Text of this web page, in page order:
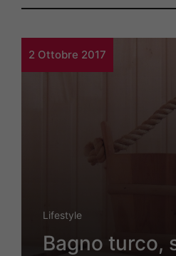
2 Ottobre 2017
Lifestyle
Bagno turco,